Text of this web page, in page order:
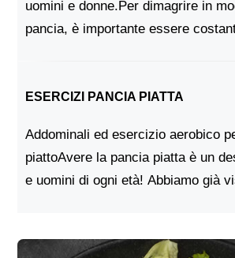
uomini e donne.Per dimagrire in
pancia, è importante essere
ESERCIZI PANCIA PIATTA
Addominali ed esercizio aerobico
piattoAvere la pancia piatta è un
e uomini di ogni età! Abbiamo già